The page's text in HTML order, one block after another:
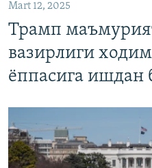
Mart 12, 2025
Трамп
вазирлиги
ёппасига ишдан